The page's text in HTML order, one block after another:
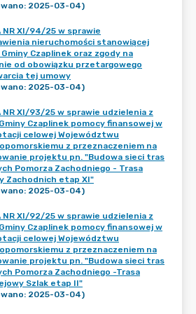
2025-03-04)
NR XI/94/25 w sprawie
nieruchomości stanowiącej
Gminy Czaplinek oraz zgody na
od obowiązku przetargowego
tej umowy
2025-03-04)
NR XI/93/25 w sprawie udzielenia z
Czaplinek pomocy finansowej w
celowej Województwu
z przeznaczeniem na
projektu pn. "Budowa sieci tras
Pomorza Zachodniego - Trasa
Zachodnich etap XI"
2025-03-04)
NR XI/92/25 w sprawie udzielenia z
Czaplinek pomocy finansowej w
celowej Województwu
z przeznaczeniem na
projektu pn. "Budowa sieci tras
Pomorza Zachodniego -Trasa
Szlak etap II"
2025-03-04)